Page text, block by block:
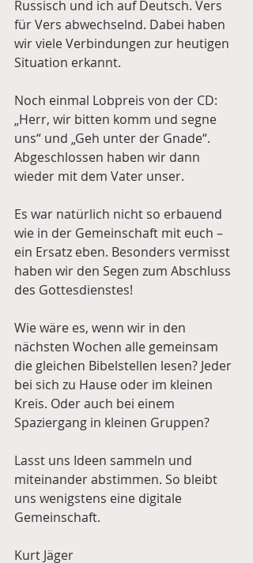
Russisch und ich auf Deutsch. Vers
für Vers abwechselnd. Dabei haben
wir viele Verbindungen zur heutigen
Situation erkannt.
Noch einmal Lobpreis von der CD:
„Herr, wir bitten komm und segne
uns“ und „Geh unter der Gnade“.
Abgeschlossen haben wir dann
wieder mit dem Vater unser.
Es war natürlich nicht so erbauend
wie in der Gemeinschaft mit euch –
ein Ersatz eben. Besonders vermisst
haben wir den Segen zum Abschluss
des Gottesdienstes!
Wie wäre es, wenn wir in den
nächsten Wochen alle gemeinsam
die gleichen Bibelstellen lesen? Jeder
bei sich zu Hause oder im kleinen
Kreis. Oder auch bei einem
Spaziergang in kleinen Gruppen?
Lasst uns Ideen sammeln und
miteinander abstimmen. So bleibt
uns wenigstens eine digitale
Gemeinschaft.
Kurt Jäger